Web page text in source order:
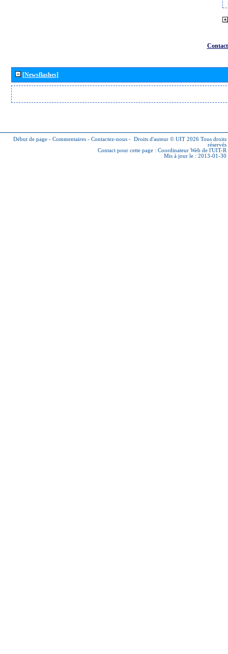
[Newsflashes]
Début de page - Commentaires - Contactez-nous - Droits d'auteur © UIT 2026 Tous droits
réservés
Contact pour cette page : Coordinateur Web de l'UIT-R
Mis à jour le : 2013-01-30